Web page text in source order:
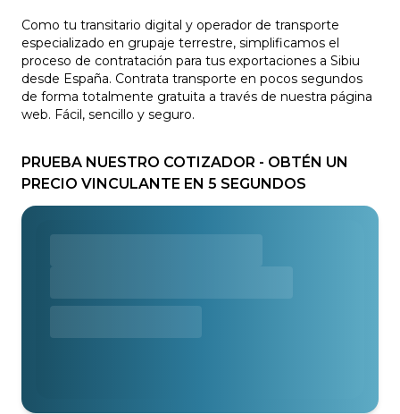
Como tu transitario digital y operador de transporte
especializado en grupaje terrestre, simplificamos el
proceso de contratación para tus exportaciones a Sibiu
desde España. Contrata transporte en pocos segundos
de forma totalmente gratuita a través de nuestra página
web. Fácil, sencillo y seguro.
PRUEBA NUESTRO COTIZADOR - OBTÉN UN
PRECIO VINCULANTE EN 5 SEGUNDOS